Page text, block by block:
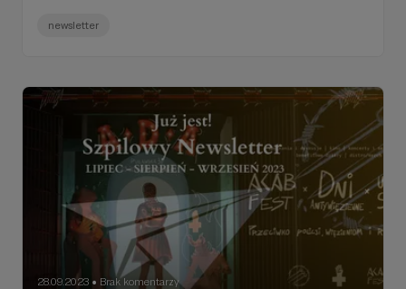
mailowych. Jest nam z tego powodu bardzo głupio.
newsletter
28.09.2023 ● Brak komentarzy